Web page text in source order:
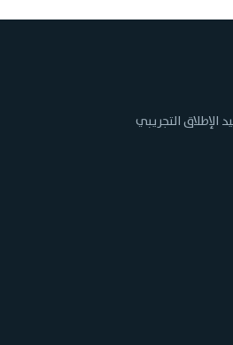
الإطلاق التجريبي